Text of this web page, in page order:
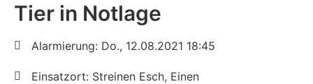
Tier in Notlage
Alarmierung: Do., 12.08.2021 18:45
Einsatzort: Streinen Esch, Einen